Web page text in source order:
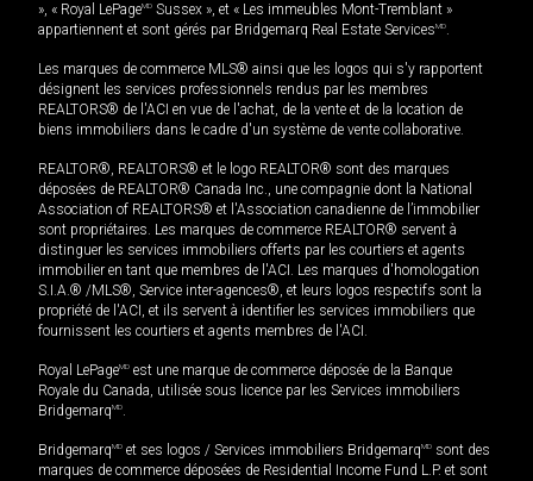
», « Royal LePageMD Sussex », et « Les immeubles Mont-Tremblant »
appartiennent et sont gérés par Bridgemarq Real Estate ServicesMD.
Les marques de commerce MLS® ainsi que les logos qui s'y rapportent
désignent les services professionnels rendus par les membres
REALTORS® de l'ACI en vue de l'achat, de la vente et de la location de
biens immobiliers dans le cadre d'un système de vente collaborative.
REALTOR®, REALTORS® et le logo REALTOR® sont des marques
déposées de REALTOR® Canada Inc., une compagnie dont la National
Association of REALTORS® et l'Association canadienne de l’immobilier
sont propriétaires. Les marques de commerce REALTOR® servent à
distinguer les services immobiliers offerts par les courtiers et agents
immobilier en tant que membres de l'ACI. Les marques d'homologation
S.I.A.® /MLS®, Service inter-agences®, et leurs logos respectifs sont la
propriété de l'ACI, et ils servent à identifier les services immobiliers que
fournissent les courtiers et agents membres de l'ACI.
Royal LePageMD est une marque de commerce déposée de la Banque
Royale du Canada, utilisée sous licence par les Services immobiliers
BridgemarqMD.
BridgemarqMD et ses logos / Services immobiliers BridgemarqMD sont des
marques de commerce déposées de Residential Income Fund L.P. et sont